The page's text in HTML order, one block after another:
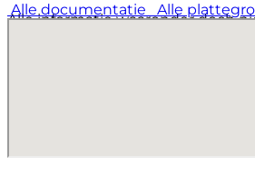
Alle informatie waaronder doch
maatvoering heeft nadrukkelijk
karakter; er kunnen geen
ontleend. Verrekening wegens
nadrukkelijk uitgesloten.
oplevering in overleg. Nen2580 is
Alle documentatie Alle